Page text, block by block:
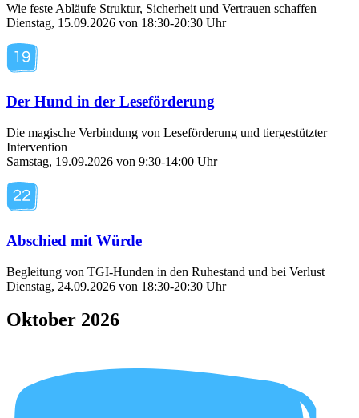
Wie feste Abläufe Struktur, Sicherheit und Vertrauen schaffen
Dienstag, 15.09.2026 von 18:30-20:30 Uhr
Der Hund in der Leseförderung
Die magische Verbindung von Leseförderung und tiergestützter
Intervention
Samstag, 19.09.2026 von 9:30-14:00 Uhr
Abschied mit Würde
Begleitung von TGI-Hunden in den Ruhestand und bei Verlust
Dienstag, 24.09.2026 von 18:30-20:30 Uhr
Oktober 2026